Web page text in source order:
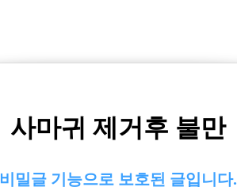
사마귀 제거후 불만
비밀글 기능으로 보호된 글입니다.